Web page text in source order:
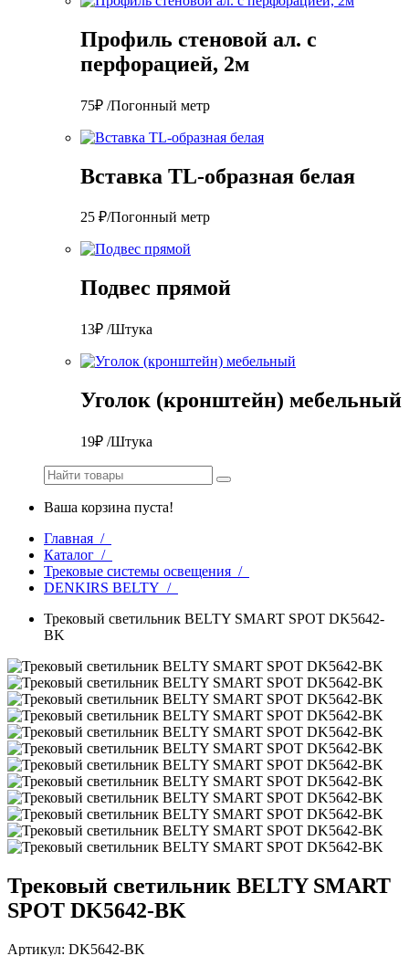
Профиль стеновой ал. с
перфорацией, 2м
75₽ /Погонный метр
Вставка TL-образная белая
25 ₽/Погонный метр
Подвес прямой
13₽ /Штука
Уголок (кронштейн) мебельный
19₽ /Штука
Ваша корзина пуста!
Главная /
Каталог /
Трековые системы освещения /
DENKIRS BELTY /
Трековый светильник BELTY SMART SPOT DK5642-
BK
Трековый светильник BELTY SMART
SPOT DK5642-BK
Артикул: DK5642-BK